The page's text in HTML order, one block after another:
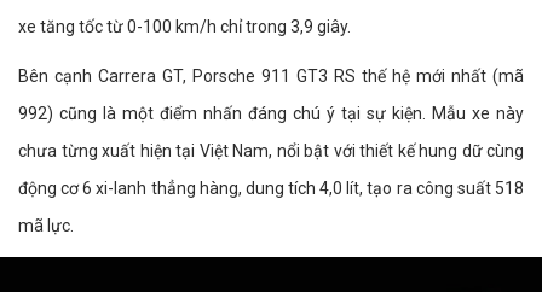
xe tăng tốc từ 0-100 km/h chỉ trong 3,9 giây.
Bên cạnh Carrera GT, Porsche 911 GT3 RS thế hệ mới nhất (mã
992) cũng là một điểm nhấn đáng chú ý tại sự kiện. Mẫu xe này
chưa từng xuất hiện tại Việt Nam, nổi bật với thiết kế hung dữ cùng
động cơ 6 xi-lanh thẳng hàng, dung tích 4,0 lít, tạo ra công suất 518
mã lực.